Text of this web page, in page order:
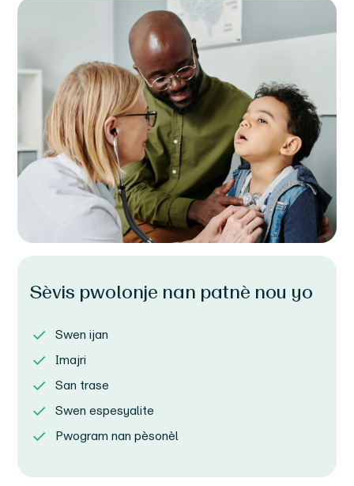
Sèvis pwolonje nan patnè nou yo
Swen ijan
Imajri
San trase
Swen espesyalite
Pwogram nan pèsonèl